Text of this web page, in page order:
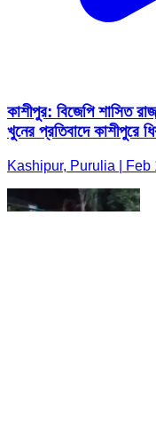
কাশীপুর: বিজেপি শাসিত
খুনের প্রতিবাদে কাশীপুরে
Kashipur, Purulia | Feb